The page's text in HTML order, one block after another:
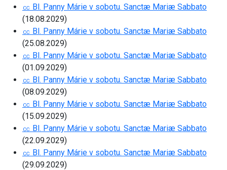
㏄ Bl. Panny Márie v sobotu. Sanctæ Mariæ Sabbato
(18.08.2029)
㏄ Bl. Panny Márie v sobotu. Sanctæ Mariæ Sabbato
(25.08.2029)
㏄ Bl. Panny Márie v sobotu. Sanctæ Mariæ Sabbato
(01.09.2029)
㏄ Bl. Panny Márie v sobotu. Sanctæ Mariæ Sabbato
(08.09.2029)
㏄ Bl. Panny Márie v sobotu. Sanctæ Mariæ Sabbato
(15.09.2029)
㏄ Bl. Panny Márie v sobotu. Sanctæ Mariæ Sabbato
(22.09.2029)
㏄ Bl. Panny Márie v sobotu. Sanctæ Mariæ Sabbato
(29.09.2029)